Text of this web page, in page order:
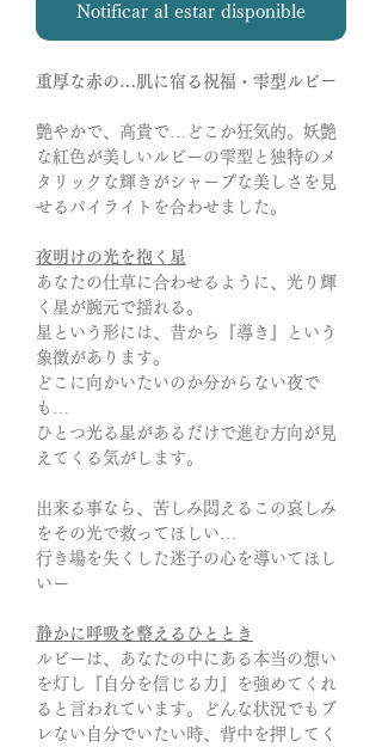
Notificar al estar disponible
重厚な赤の…肌に宿る祝福・雫型ルビー
艶やかで、高貴で…どこか狂気的。 妖艶
な紅色が美しいルビーの雫型と独特のメ
タリックな輝きがシャープな美しさを見
せるパイライトを合わせました。
夜明けの光を抱く星
あなたの仕草に合わせるように、光り輝
く星が腕元で揺れる。
星という形には、昔から『導き』という
象徴があります。
どこに向かいたいのか分からない夜で
も…
ひとつ光る星があるだけで進む方向が見
えてくる気がします。
出来る事なら、苦しみ悶えるこの哀しみ
をその光で救ってほしい…
行き場を失くした迷子の心を導いてほし
いー
静かに呼吸を整えるひととき
ルビーは、あなたの中にある本当の想い
を灯し『自分を信じる力』を強めてくれ
ると言われています。
どんな状況でもブ
レない自分でいたい時、背中を押してく